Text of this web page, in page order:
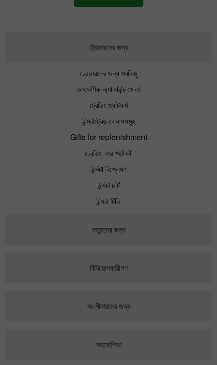
ট্রেডারদের জন্য
ট্রেডারদের জন্য সবকিছু
তাৎক্ষণিক অ্যাকাউন্ট খোলা
ট্রেডিং প্ল্যাটফর্ম
ইন্সটাট্রেড বোনাসসমূহ
Gifts for replenishment
ট্রেডিং -এর শর্তাবলী
ইন্সটা বিশ্লেষণ
ইন্সটা চার্ট
ইন্সটা টিভি
নতুনদের জন্য
বিনিয়োগকারীগণ
অংশীদারদের জন্য
সহযোগিতা